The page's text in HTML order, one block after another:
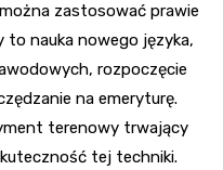
zastosować prawie
to nauka nowego języka,
rozpoczęcie
na emeryturę.
terenowy trwający
tej techniki.